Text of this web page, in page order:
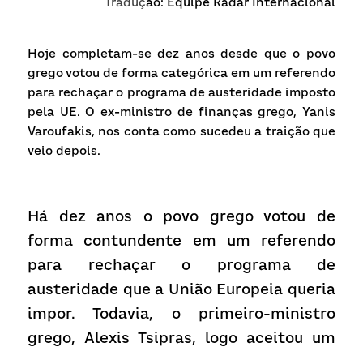
Receba atualizações
Hoje completam-se dez anos desde que o povo
grego votou de forma categórica em um referendo
para rechaçar o programa de austeridade imposto
pela UE. O ex-ministro de finanças grego, Yanis
Varoufakis, nos conta como sucedeu a traição que
veio depois.
Há dez anos o povo grego votou de
forma contundente em um referendo
para rechaçar o programa de
austeridade que a União Europeia queria
impor. Todavia, o primeiro-ministro
grego, Alexis Tsipras, logo aceitou um